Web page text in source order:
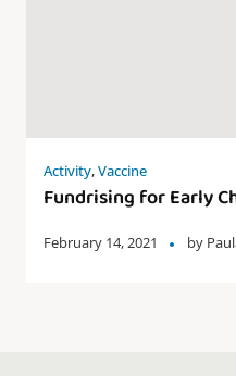
Activity,Vaccine
Fundrising for Early
February 14, 2021 by